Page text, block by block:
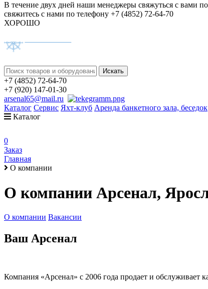
В течение двух дней наши менеджеры свяжуться с вами
свяжитесь с нами по телефону +7 (4852) 72-64-70
ХОРОШО
+7 (4852) 72-64-70
+7 (920) 147-01-30
arsenal65@mail.ru
Каталог Сервис Яхт-клуб Аренда банкетного зала, беседок
Каталог
0
Заказ
Главная
О компании
О компании Арсенал,
О компании Вакансии
Ваш Арсенал
Компания «Арсенал» с 2006 года продает и